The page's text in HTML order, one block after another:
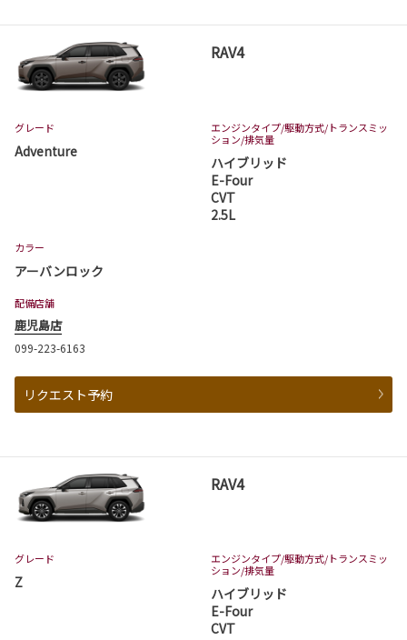
RAV4
グレード
Adventure
エンジンタイプ/駆動方式/トランスミッ
ション/排気量
ハイブリッド
E-Four
CVT
2.5L
カラー
アーバンロック
配備店舗
鹿児島店
099-223-6163
リクエスト予約
RAV4
グレード
Z
エンジンタイプ/駆動方式/トランスミッ
ション/排気量
ハイブリッド
E-Four
CVT